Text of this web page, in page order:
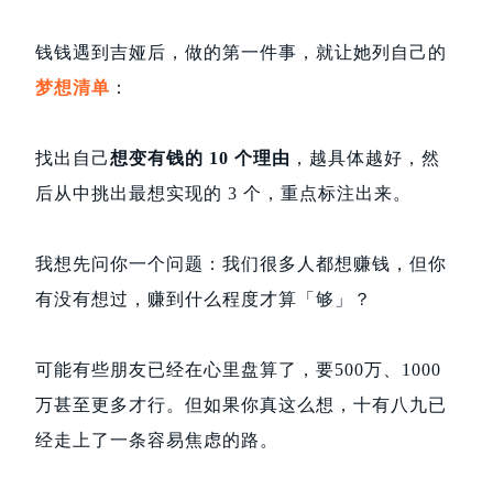
钱钱遇到吉娅后，做的第一件事，就让她列自己的
梦想清单 ：
找出自己想变有钱的 10 个理由 ，越具体越好，然
后从中挑出最想实现的 3 个，重点标注出来。
我想先问你一个问题：我们很多人都想赚钱，但你
有没有想过，赚到什么程度才算「够」？
可能有些朋友已经在心里盘算了，要500万、1000
万甚至更多才行。但如果你真这么想，十有八九已
经走上了一条容易焦虑的路。